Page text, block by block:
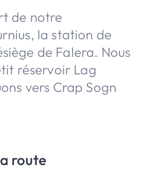
de notre
la station de
de Falera. Nous
réservoir Lag
vers Crap Sogn
route